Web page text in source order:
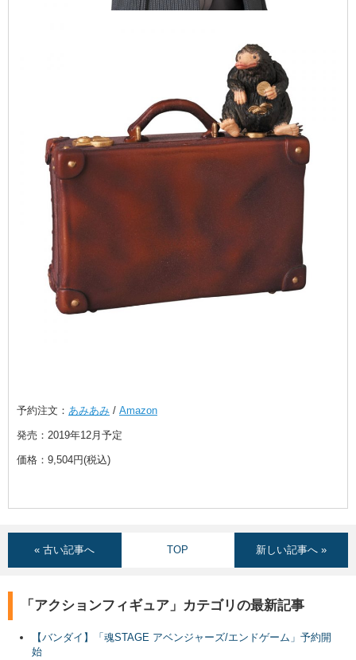
予約注文： あみあみ / Amazon
発売：2019年12月予定
価格：9,504円(税込)
« 古い記事へ TOP 新しい記事へ »
「アクションフィギュア」カテゴリの最新記事
【バンダイ】「魂STAGE アベンジャーズ/エンドゲーム」予約開
始